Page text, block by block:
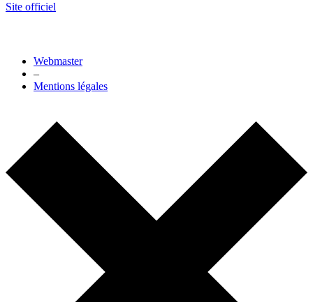
Site officiel
Webmaster
–
Mentions légales